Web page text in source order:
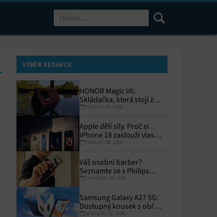
VÝBĚR REDAKCE
HONOR Magic V6:
Skládačka, která stojí za
toPátek 07. 08. 2026
Apple dělí síly. Proč si
iPhone 18 zaslouží vlastní
termín?
Pátek 07. 08. 2026
Váš osobní barber?
Seznamte se s Philips
i9000 Prestige Ultra
Čtvrtek 06. 08. 2026
Samsung Galaxy A27 5G:
Dostupný kousek s obřím
displejem
Středa 05. 08. 2026